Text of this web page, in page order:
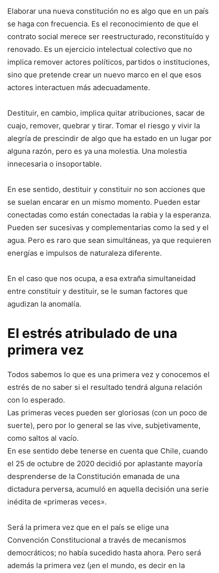
Elaborar una nueva constitución no es algo que en un país
se haga con frecuencia. Es el reconocimiento de que el
contrato social merece ser reestructurado, reconstituído y
renovado. Es un ejercicio intelectual colectivo que no
implica remover actores políticos, partidos o instituciones,
sino que pretende crear un nuevo marco en el que esos
actores interactuen más adecuadamente.
Destituir, en cambio, implica quitar atribuciones, sacar de
cuajo, remover, quebrar y tirar. Tomar el riesgo y vivir la
alegría de prescindir de algo que ha estado en un lugar por
alguna razón, pero es ya una molestia. Una molestia
innecesaria o insoportable.
En ese sentido, destituir y constituir no son acciones que
se suelan encarar en un mismo momento. Pueden estar
conectadas como están conectadas la rabia y la esperanza.
Pueden ser sucesivas y complementarias como la sed y el
agua. Pero es raro que sean simultáneas, ya que requieren
energías e impulsos de naturaleza diferente.
En el caso que nos ocupa, a esa extraña simultaneidad
entre constituir y destituir, se le suman factores que
agudizan la anomalía.
El estrés atribulado de una
primera vez
Todos sabemos lo que es una primera vez y conocemos el
estrés de no saber si el resultado tendrá alguna relación
con lo esperado.
Las primeras veces pueden ser gloriosas (con un poco de
suerte), pero por lo general se las vive, subjetivamente,
como saltos al vacío.
En ese sentido debe tenerse en cuenta que Chile, cuando
el 25 de octubre de 2020 decidió por aplastante mayoría
desprenderse de la Constitución emanada de una
dictadura perversa, acumuló en aquella decisión una serie
inédita de «primeras veces».
Será la primera vez que en el país se elige una
Convención Constitucional a través de mecanismos
democráticos; no había sucedido hasta ahora. Pero será
además la primera vez (¡en el mundo, es decir en la